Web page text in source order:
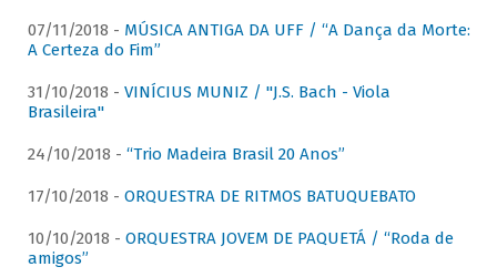
07/11/2018 - MÚSICA ANTIGA DA UFF / “A Dança da Morte:
A Certeza do Fim”
31/10/2018 - VINÍCIUS MUNIZ / "J.S. Bach - Viola
Brasileira"
24/10/2018 - “Trio Madeira Brasil 20 Anos”
17/10/2018 - ORQUESTRA DE RITMOS BATUQUEBATO
10/10/2018 - ORQUESTRA JOVEM DE PAQUETÁ / “Roda de
amigos”